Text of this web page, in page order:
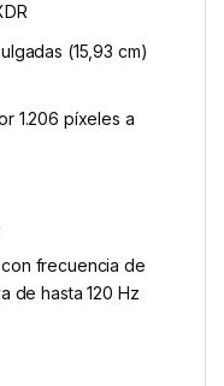
(15,93 cm)
1.206 píxeles a
frecuencia de
de hasta 120 Hz